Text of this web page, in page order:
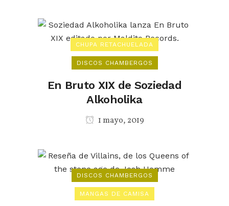
CHUPA RETACHUELADA
DISCOS CHAMBERGOS
En Bruto XIX de Soziedad
Alkoholika
1 mayo, 2019
DISCOS CHAMBERGOS
MANGAS DE CAMISA